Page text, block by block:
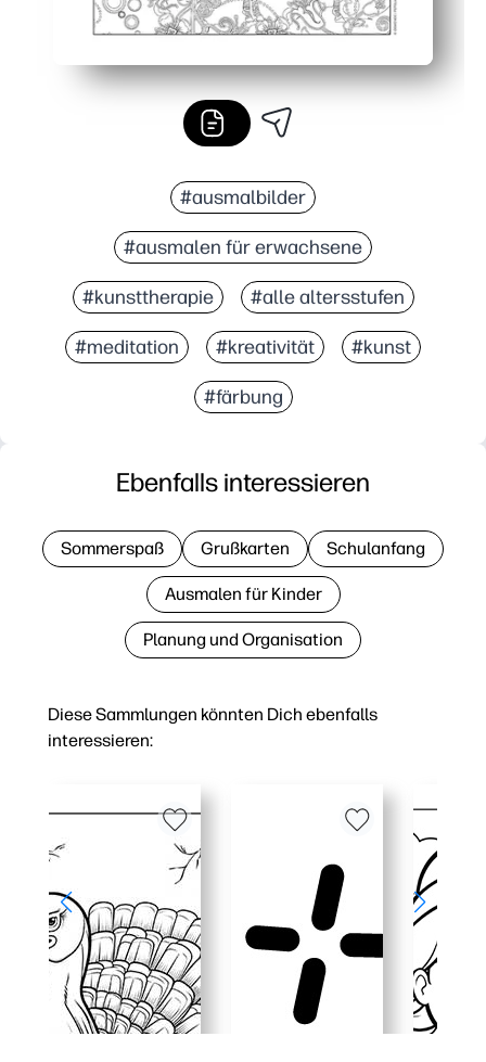
#ausmalbilder
#ausmalen für erwachsene
#kunsttherapie #alle altersstufen
#meditation #kreativität #kunst
#färbung
Diese Sammlungen könnten Dich ebenfalls
interessieren:
Ebenfalls interessieren
Sommerspaß Grußkarten Schulanfang
Ausmalen für Kinder
Planung und Organisation